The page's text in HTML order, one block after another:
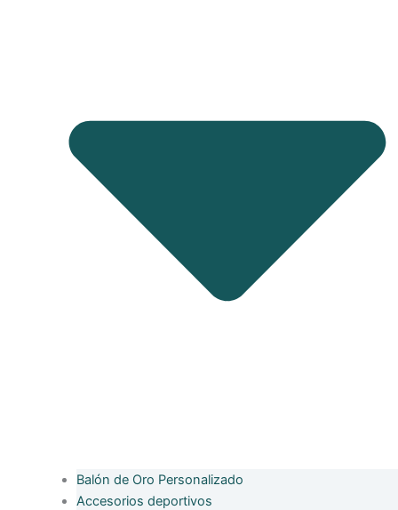
Balón de Oro Personalizado
Accesorios deportivos